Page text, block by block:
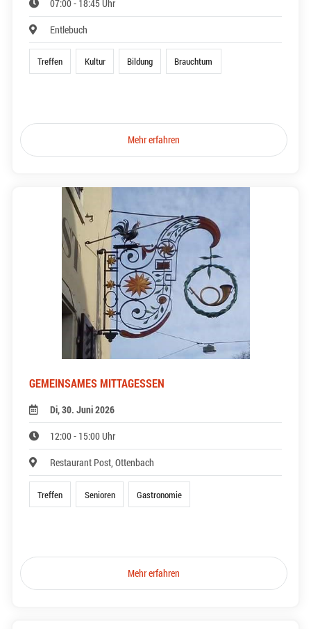
07:00 - 18:45 Uhr
Entlebuch
Treffen Kultur Bildung Brauchtum
Mehr erfahren
GEMEINSAMES MITTAGESSEN
Di, 30. Juni 2026
12:00 - 15:00 Uhr
Restaurant Post, Ottenbach
Treffen Senioren Gastronomie
Mehr erfahren